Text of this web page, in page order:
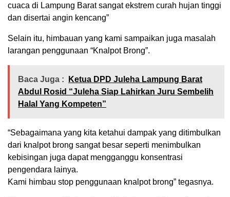
cuaca di Lampung Barat sangat ekstrem curah hujan tinggi
dan disertai angin kencang”
Selain itu, himbauan yang kami sampaikan juga masalah
larangan penggunaan “Knalpot Brong”.
Baca Juga :
Ketua DPD Juleha Lampung Barat
Abdul Rosid “Juleha Siap Lahirkan Juru Sembelih
Halal Yang Kompeten”
“Sebagaimana yang kita ketahui dampak yang ditimbulkan
dari knalpot brong sangat besar seperti menimbulkan
kebisingan juga dapat mengganggu konsentrasi
pengendara lainya.
Kami himbau stop penggunaan knalpot brong” tegasnya.